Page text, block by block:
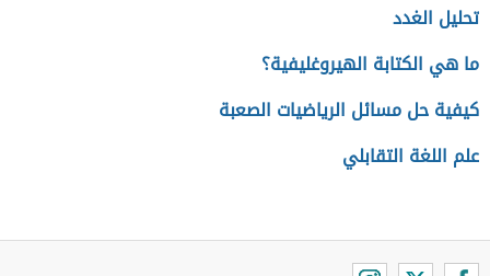
تحليل الغدد
ما هي الكتابة الهيروغليفية؟
كيفية حل مسائل الرياضيات الصعبة
علم اللغة التقابلي